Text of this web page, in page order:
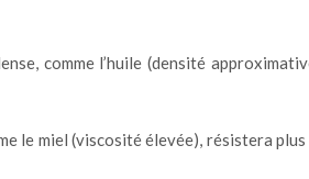
comme l’huile (densité
le miel (viscosité élevée), résistera